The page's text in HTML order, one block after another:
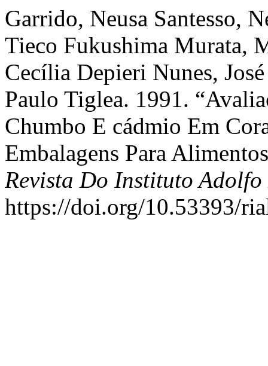
Garrido, Neusa Santesso,
Tieco Fukushima Murata,
Cecília Depieri Nunes,
Paulo Tiglea. 1991.
Chumbo E cádmio Em
Embalagens Para
Revista Do Instituto Adolfo
https://doi.org/10.53393/